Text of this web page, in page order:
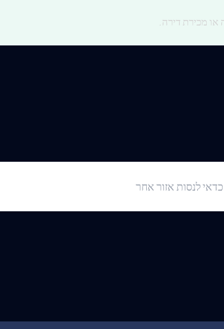
מכירת דירה.
לנסות אזור אחר